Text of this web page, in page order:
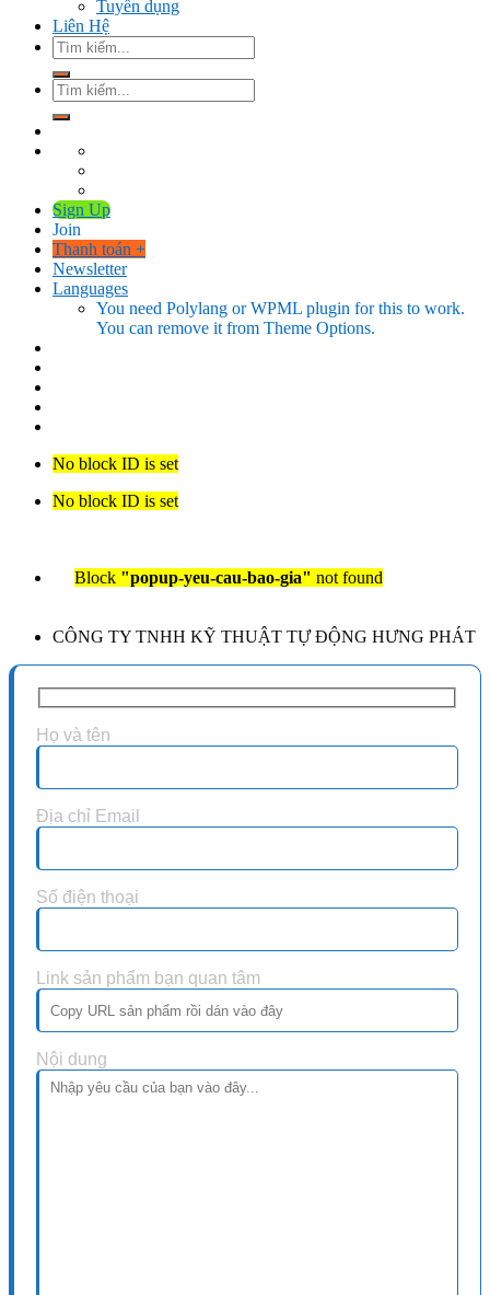
Tuyển dụng
Liên Hệ
Tìm
kiếm:
Tìm
kiếm:
Sign Up
Join
Thanh toán +
Newsletter
Languages
You need Polylang or WPML plugin for this to work.
You can remove it from Theme Options.
No block ID is set
No block ID is set
Block "popup-yeu-cau-bao-gia" not found
CÔNG TY TNHH KỸ THUẬT TỰ ĐỘNG HƯNG PHÁT
Họ và tên
Địa chỉ Email
Số điện thoại
Link sản phẩm bạn quan tâm
Nội dung